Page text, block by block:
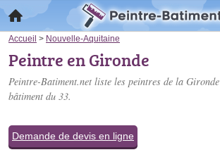
Accueil > Nouvelle-Aquitaine
Peintre en Gironde
Peintre-Batiment.net liste les peintres de la Gironde
bâtiment du 33.
Demande de devis en ligne